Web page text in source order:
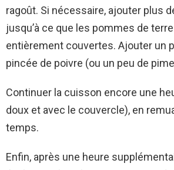
ragoût. Si nécessaire, ajouter plus
jusqu’à ce que les pommes de
entièrement couvertes. Ajouter un
pincée de poivre (ou un peu de
Continuer la cuisson encore une
doux et avec le couvercle), en
temps.
Enfin, après une heure